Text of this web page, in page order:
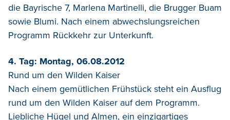
die Bayrische 7, Marlena Martinelli, die Brugger Buam
sowie Blumi. Nach einem abwechslungsreichen
Programm Rückkehr zur Unterkunft.
4. Tag: Montag, 06.08.2012
Rund um den Wilden Kaiser
Nach einem gemütlichen Frühstück steht ein Ausflug
rund um den Wilden Kaiser auf dem Programm.
Liebliche Hügel und Almen, ein einzigartiges